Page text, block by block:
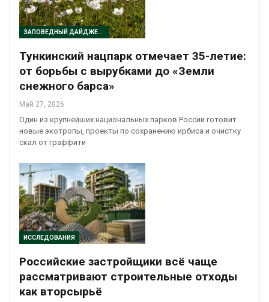
ЗАПОВЕДНЫЙ ДАЙДЖЕСТ
Тункинский нацпарк отмечает 35-летие:
от борьбы с вырубками до «Земли
снежного барса»
Май 27, 2026
Один из крупнейших национальных парков России готовит
новые экотропы, проекты по сохранению ирбиса и очистку
скал от граффити
ИССЛЕДОВАНИЯ
Российские застройщики всё чаще
рассматривают строительные отходы
как вторсырьё